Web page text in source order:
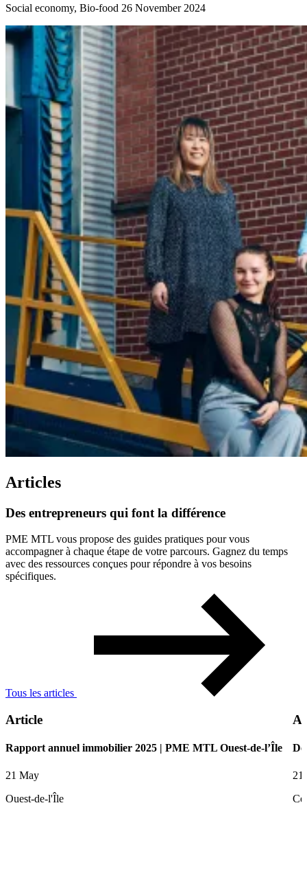
Social economy, Bio-food 26 November 2024
Articles
Des entrepreneurs qui font la différence
PME MTL vous propose des guides pratiques pour vous
accompagner à chaque étape de votre parcours. Gagnez du temps
avec des ressources conçues pour répondre à vos besoins
spécifiques.
Tous les articles
Article
Rapport annuel immobilier 2025 | PME MTL Ouest-de-l’Île
21 May
Ouest-de-l'Île
21